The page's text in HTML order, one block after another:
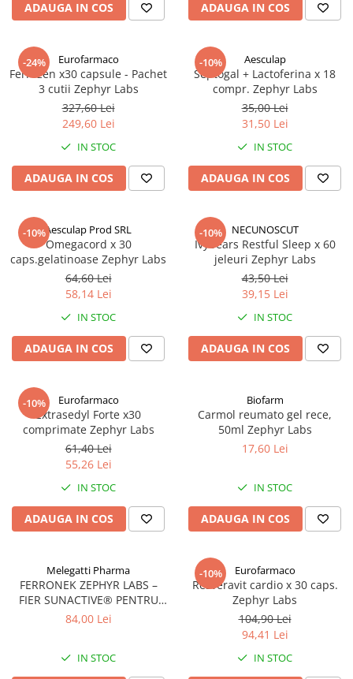
ADAUGA IN COS ADAUGA IN COS
-24% Eurofarmaco
Ferrozen x30 capsule - Pachet
3 cutii Zephyr Labs
327,60 Lei
249,60 Lei
IN STOC
ADAUGA IN COS
-10% Aesculap
Septogal + Lactoferina x 18
compr. Zephyr Labs
35,00 Lei
31,50 Lei
IN STOC
ADAUGA IN COS
-10%Aesculap Prod SRL
Omegacord x 30
caps.gelatinoase Zephyr Labs
64,60 Lei
58,14 Lei
IN STOC
ADAUGA IN COS
-10% NECUNOSCUT
Ivybears Restful Sleep x 60
jeleuri Zephyr Labs
43,50 Lei
39,15 Lei
IN STOC
ADAUGA IN COS
-10% Eurofarmaco
Extrasedyl Forte x30
comprimate Zephyr Labs
61,40 Lei
55,26 Lei
IN STOC
ADAUGA IN COS
Biofarm
Carmol reumato gel rece,
50ml Zephyr Labs
17,60 Lei
IN STOC
ADAUGA IN COS
Melegatti Pharma
FERRONEK ZEPHYR LABS –
FIER SUNACTIVE® PENTRU
ENERGIE SI IMUNITATE
84,00 Lei
IN STOC
-10% Eurofarmaco
Resveravit cardio x 30 caps.
Zephyr Labs
104,90 Lei
94,41 Lei
IN STOC